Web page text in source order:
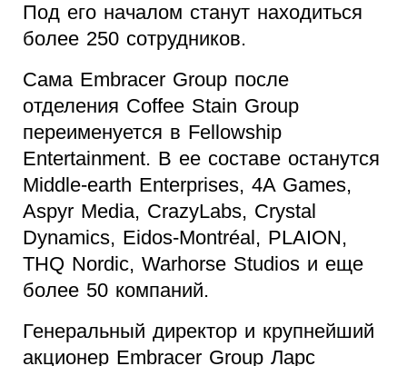
Под его началом станут находиться
более 250 сотрудников.
Сама Embracer Group после
отделения Coffee Stain Group
переименуется в Fellowship
Entertainment. В ее составе останутся
Middle-earth Enterprises, 4A Games,
Aspyr Media, CrazyLabs, Crystal
Dynamics, Eidos-Montréal, PLAION,
THQ Nordic, Warhorse Studios и еще
более 50 компаний.
Генеральный директор и крупнейший
акционер Embracer Group Ларс